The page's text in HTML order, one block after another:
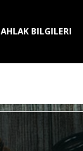
AHLAK BILGILERI